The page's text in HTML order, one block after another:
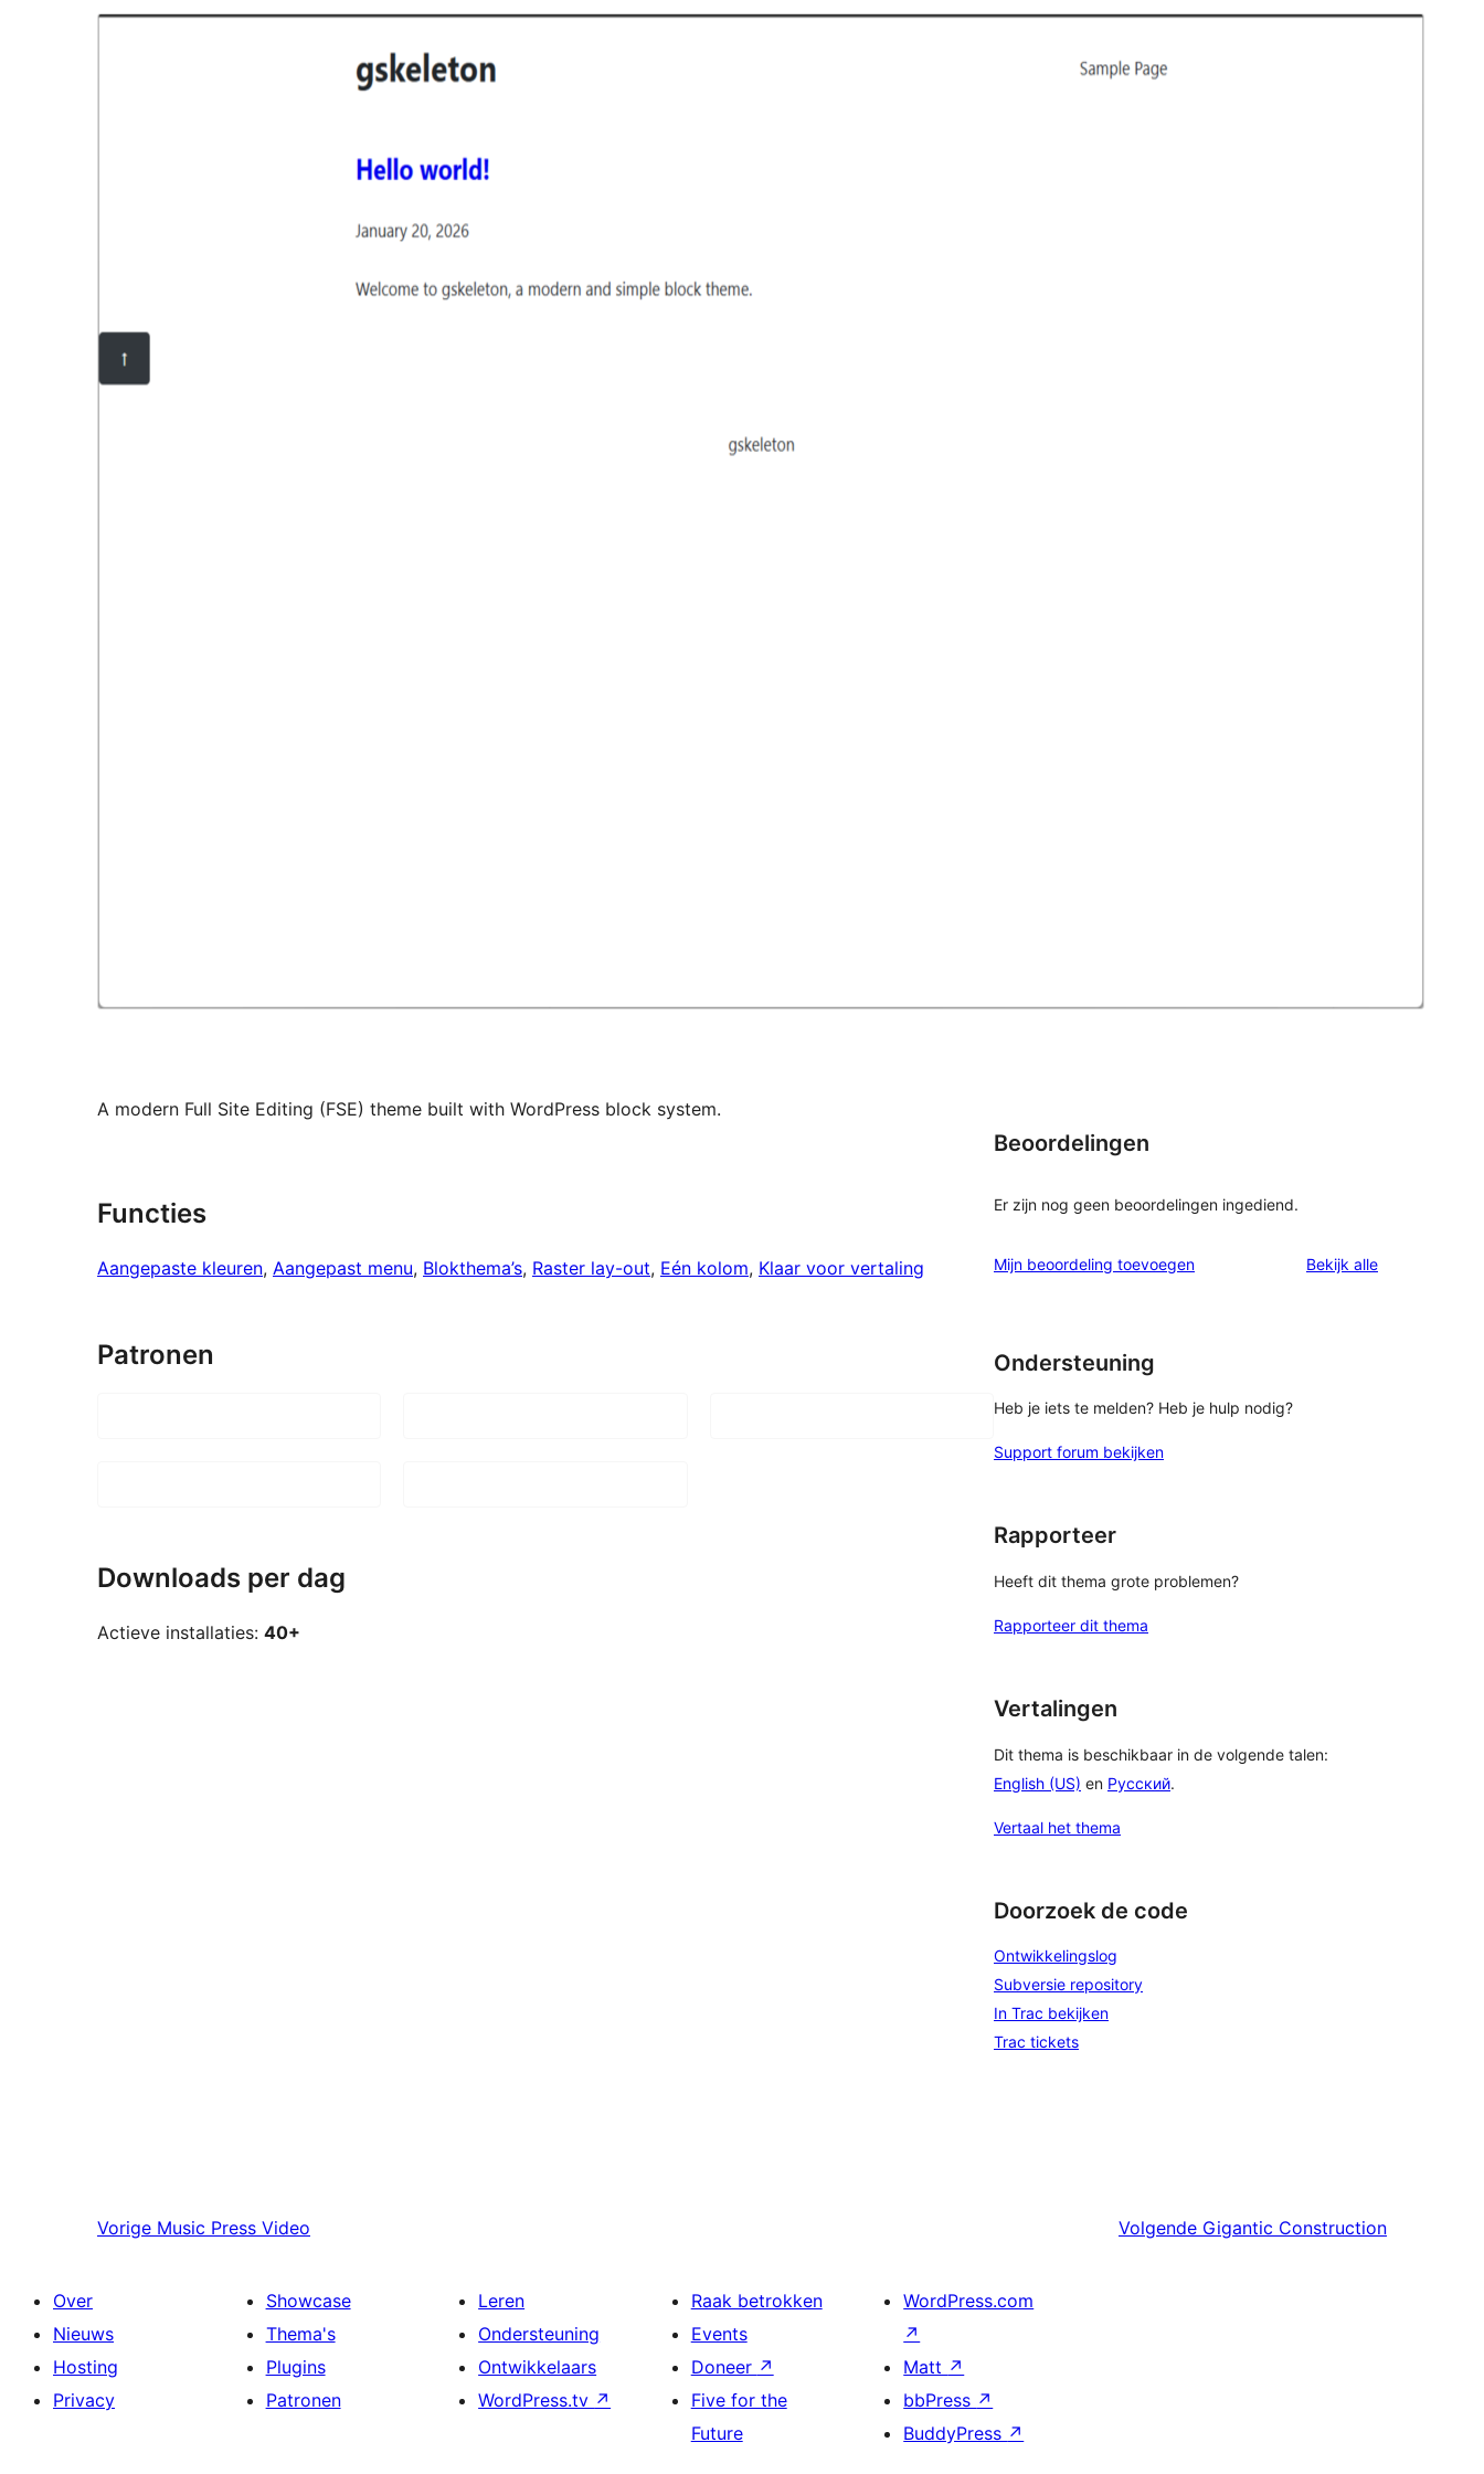
A modern Full Site Editing (FSE) theme built with WordPress block system.
Functies
Aangepaste kleuren, Aangepast menu, Blokthema’s, Raster lay-out, Eén kolom, Klaar voor vertaling
Patronen
Downloads per dag
Actieve installaties: 40+
Beoordelingen
Er zijn nog geen beoordelingen ingediend.
Mijn beoordeling toevoegen Bekijk allebeoordelingen
Ondersteuning
Heb je iets te melden? Heb je hulp nodig?
Support forum bekijken
Rapporteer
Heeft dit thema grote problemen?
Rapporteer dit thema
Vertalingen
Dit thema is beschikbaar in de volgende talen:
English (US) en Русский.
Vertaal het thema
Doorzoek de code
Ontwikkelingslog
Subversie repository
In Trac bekijken
Trac tickets
Vorige Music Press Video Volgende Gigantic Construction
Over
Nieuws
Hosting
Privacy
Showcase
Thema's
Plugins
Patronen
Leren
Ondersteuning
Ontwikkelaars
WordPress.tv ↗
Raak betrokken
Events
Doneer ↗
Five for the
Future
WordPress.com
↗
Matt ↗
bbPress ↗
BuddyPress ↗